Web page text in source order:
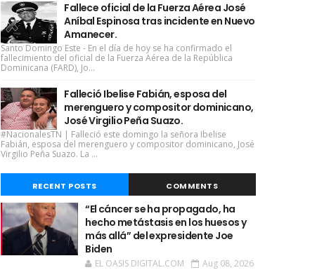
Fallece oficial de la Fuerza Aérea José
Aníbal Espinosa tras incidente en Nuevo
Amanecer.
Santo Domingo Este - En el día de hoy se ha confirmado el
fallecimiento del oficial de la Fuerza Aérea de la República
Dominicana (FARD), Jo...
Falleció Ibelise Fabián, esposa del
merenguero y compositor dominicano,
José Virgilio Peña Suazo.
#NacionalesTN | Falleció este domingo la señora Ibelise
Fabián, esposa del merenguero y compositor dominicano, José
Virgilio Peña Suazo. La ...
RECENT POSTS COMMENTS
“El cáncer se ha propagado, ha
hecho metástasis en los huesos y
más allá” del expresidente Joe
Biden
EL OASIS DIGITAL.COM Aug 08, 2026